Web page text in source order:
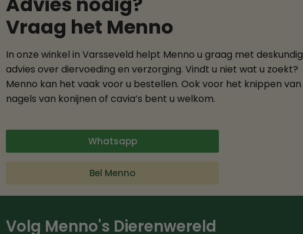
Vraag het Menno
In onze winkel in Varsseveld helpt Menno u graag met deskundig
advies over diervoeding en verzorging. Vindt u niet wat u zoekt?
Menno kan het vaak voor u bestellen. Ook voor het knippen van
nagels van konijnen of cavia’s bent u welkom.
Whatsapp
Bel Menno
Volg Menno's Dierenwereld